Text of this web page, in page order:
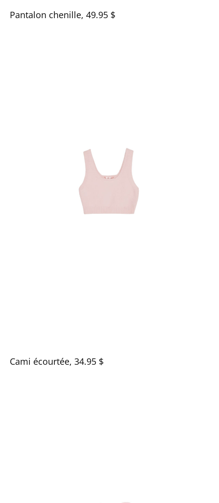
Pantalon chenille, 49.95 $
Cami écourtée, 34.95 $